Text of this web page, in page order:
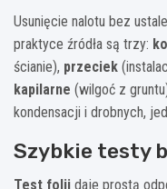
Usunięcie nalotu bez
praktyce źródła są trzy:
ścianie), przeciek
kapilarne (wilgoć z
kondensacji i drobnych,
Szybkie testy
Test folii daje prostą